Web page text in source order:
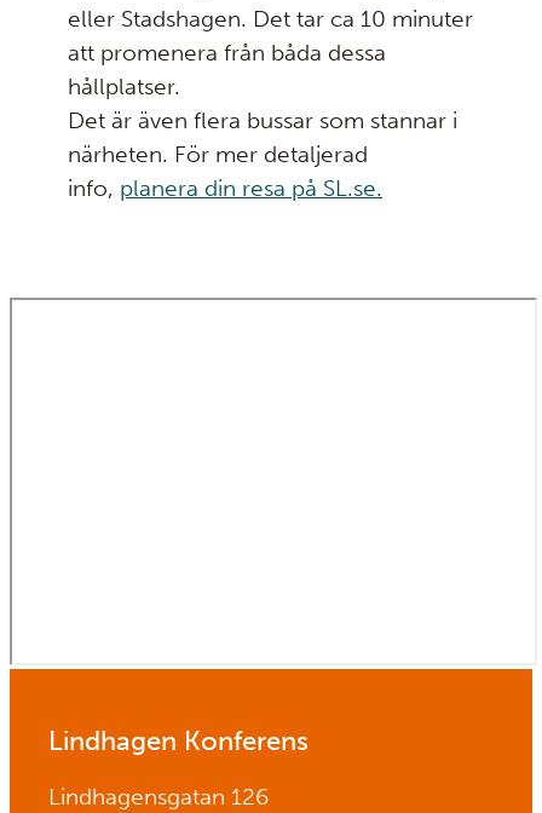
eller Stadshagen. Det tar ca 10 minuter
att promenera från båda dessa
hållplatser.
Det är även flera bussar som stannar i
närheten. För mer detaljerad
info, planera din resa på SL.se.
Lindhagen Konferens
Lindhagensgatan 126